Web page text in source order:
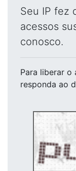
Seu IP fez
acessos
conosco.
Para liberar o
responda ao